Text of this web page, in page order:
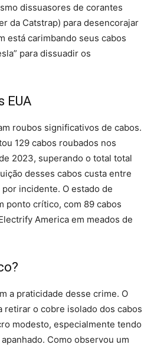
dissuasores de corantes
da Catstrap) para desencorajar
está carimbando seus cabos
para dissuadir os
EUA
roubos significativos de cabos.
129 cabos roubados nos
2023, superando o total total
desses cabos custa entre
incidente. O estado de
ponto crítico, com 89 cabos
America em meados de
a praticidade desse crime. O
retirar o cobre isolado dos cabos
modesto, especialmente tendo
Como observou um